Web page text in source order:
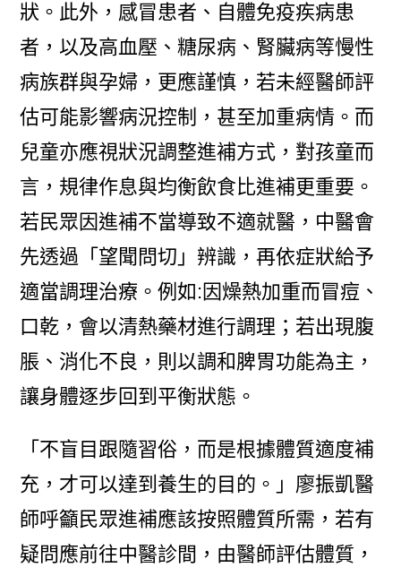
狀。此外，感冒患者、自體免疫疾病患
者，以及高血壓、糖尿病、腎臟病等慢性
病族群與孕婦，更應謹慎，若未經醫師評
估可能影響病況控制，甚至加重病情。而
兒童亦應視狀況調整進補方式，對孩童而
言，規律作息與均衡飲食比進補更重要。
若民眾因進補不當導致不適就醫，中醫會
先透過「望聞問切」辨識，再依症狀給予
適當調理治療。例如:因燥熱加重而冒痘、
口乾，會以清熱藥材進行調理；若出現腹
脹、消化不良，則以調和脾胃功能為主，
讓身體逐步回到平衡狀態。
「不盲目跟隨習俗，而是根據體質適度補
充，才可以達到養生的目的。」廖振凱醫
師呼籲民眾進補應該按照體質所需，若有
疑問應前往中醫診間，由醫師評估體質，